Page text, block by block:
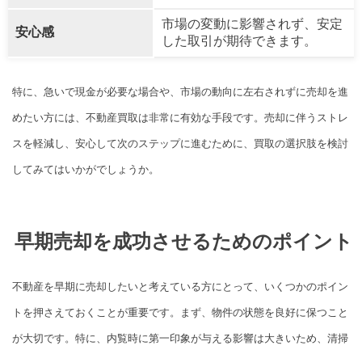
安心感
市場の変動に影響されず、安定
した取引が期待できます。
特に、急いで現金が必要な場合や、市場の動向に左右されずに売却を進
めたい方には、不動産買取は非常に有効な手段です。売却に伴うストレ
スを軽減し、安心して次のステップに進むために、買取の選択肢を検討
してみてはいかがでしょうか。
早期売却を成功させるためのポイント
不動産を早期に売却したいと考えている方にとって、いくつかのポイン
トを押さえておくことが重要です。まず、物件の状態を良好に保つこと
が大切です。特に、内覧時に第一印象が与える影響は大きいため、清掃